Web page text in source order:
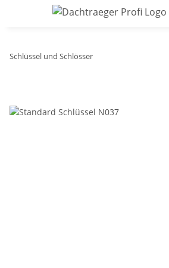
Schlüssel und Schlösser